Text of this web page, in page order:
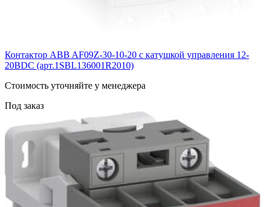
Контактор ABB AF09Z-30-10-20 с катушкой управления 12-
20BDC (арт.1SBL136001R2010)
Cтоимость уточняйте у менеджера
Под заказ